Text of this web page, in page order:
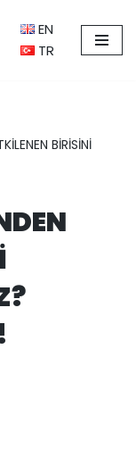
EN
TR
BİRİSİNİ